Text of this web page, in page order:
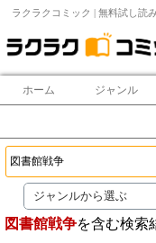
ラクラクコミック | 無料試し読
ホーム ジャンル
ジャンルから選ぶ
図書館戦争を含む検索